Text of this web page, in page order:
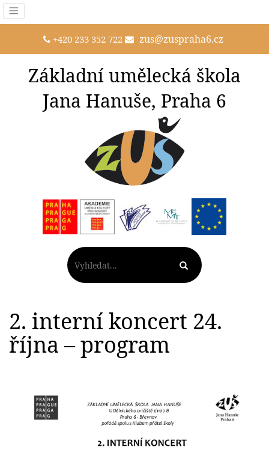
+420 233 352 722 zus@zuspraha6.cz
Základní umělecká škola
Jana Hanuše, Praha 6
2. interní koncert 24.
října – program